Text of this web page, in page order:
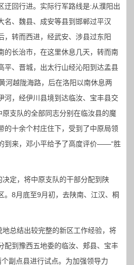
迂回行进。实际行军路线是:从濮阳出
名、魏县、成安等县到邯郸过平汉
，转而西进，经武安、涉县过东阳
的长治市，在这里休息几天，转而南
平、晋城，出太行山经沁阳到达孟县
河越陇海路，后在洛阳以南休息两
河，经伊川县境到达临汝、宝丰县交
支队的全部同志分别在临汝县的魔
的十余个村庄住下，受到了中原局领
到来，邓小平给予了高度评价——“胜
定，将中原支队的干部分配到陕
。8月底至9月初，去陕南、江汉、桐
总结出较完整的新区工作经验，将
配到豫西五地委的临汝、郏县、宝丰
副点县进行试点。为加强领导力